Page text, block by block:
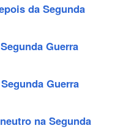
da Segunda
Guerra
Guerra
na Segunda